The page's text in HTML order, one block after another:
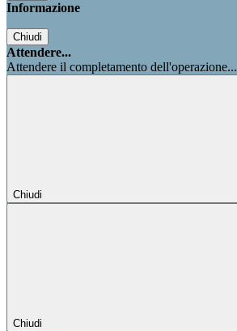
Informazione
Chiudi
Attendere...
Attendere il completamento dell'operazione...
Chiudi
Chiudi